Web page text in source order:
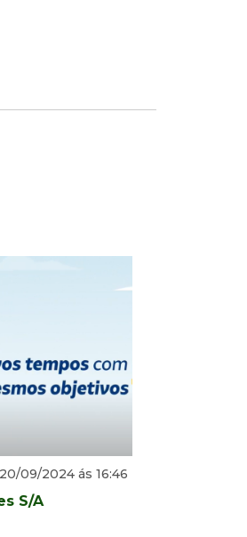
20/09/2024 ás 16:46
S/A